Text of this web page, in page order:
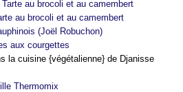
Tarte au brocoli et au camembert
au brocoli et au camembert
(Joël Robuchon)
aux courgettes
la cuisine {végétalienne} de Djanisse
Thermomix